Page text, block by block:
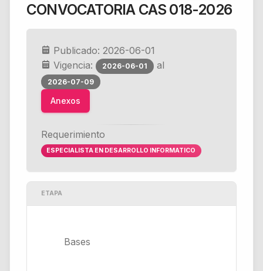
CONVOCATORIA CAS 018-2026
Publicado: 2026-06-01
Vigencia:
2026-06-01 al
2026-07-09
Anexos
Requerimiento
ESPECIALISTA EN DESARROLLO INFORMATICO
ETAPA
Bases